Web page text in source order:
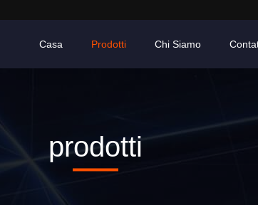
Casa Prodotti Chi Siamo
prodotti